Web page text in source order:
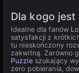
Dla kogo jest
Idealne dla fanów
satysfakcji z
tu nieskończony
zakwitną. Zarówno
Puzzleszukający
zero pobierania,